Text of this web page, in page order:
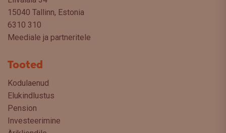
15040 Tallinn, Estonia
6310 310
Meediale ja partneritele
Tooted
Kodulaenud
Elukindlustus
Pension
Investeerimine